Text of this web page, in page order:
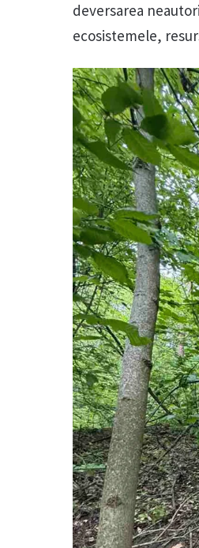
deversarea
ecosistemele,